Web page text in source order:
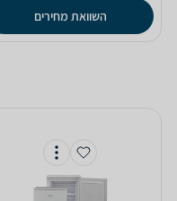
השוואת מחירים